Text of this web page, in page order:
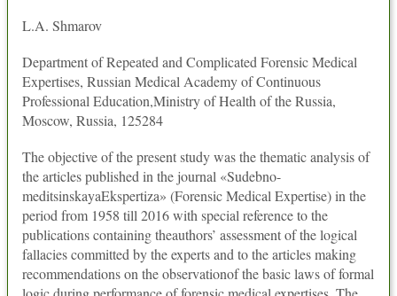
L.A. Shmarov
Department of Repeated and Complicated Forensic Medical
Expertises, Russian Medical Academy of Continuous
Professional Education,Ministry of Health of the Russia,
Moscow, Russia, 125284
The objective of the present study was the thematic analysis of
the articles published in the journal «Sudebno-
meditsinskayaEkspertiza» (Forensic Medical Expertise) in the
period from 1958 till 2016 with special reference to the
publications containing theauthors’ assessment of the logical
fallacies committed by the experts and to the articles making
recommendations on the observationof the basic laws of formal